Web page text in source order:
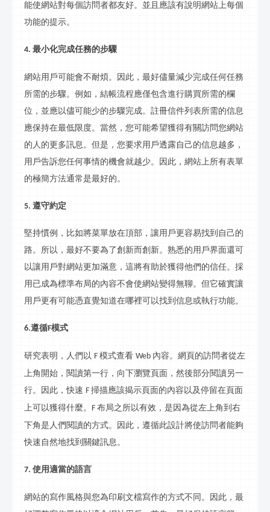
能使網站對每個訪問者都友好。並且應該有說明網站上每個
功能的提示。
4. 最小化完成任務的步驟
網站用戶可能會不耐煩。因此，最好儘量減少完成任何任務
所需的步驟。例如，結帳流程應僅包含進行購買所需的欄
位，並應以儘可能少的步驟完成。註冊信件列表所需的信息
應保持在最低限度。當然，您可能希望獲得有關訪問您網站
的人的更多訊息。但是，您要求用戶透露自己的信息越多，
用戶告訴您任何事情的機會就越少。因此，網站上所有表單
的極簡方法通常是最好的。
5. 遵守約定
堅持慣例，比如將菜單放在頂部，讓用戶更容易找到自己的
路。所以，最好不要為了創新而創新。熟悉的用戶界面還可
以讓用戶對網站更加滿意，這將有助於獲得他們的信任。採
用已成為標準布局的內容不會使網站變得無聊。但它確實讓
用戶更有可能憑直覺知道在哪裡可以找到信息或執行功能。
6.遵循F模式
研究表明，人們以 F 模式查看 Web 內容。網頁的訪問者從左
上角開始，閱讀第一行，向下瀏覽頁面，然後部分閱讀另一
行。因此，快速 F 掃描應該揭示頁面的內容以及停留在頁面
上可以獲得什麼。
F 布局之所以有效，是因為從左上角到右
下角是人們閱讀的方式。因此，遵循此設計將使訪問者能夠
快速自然地找到關鍵訊息。
7. 使用適當的語言
網站的寫作風格與您為印刷文檔寫作的方式不同。因此，最